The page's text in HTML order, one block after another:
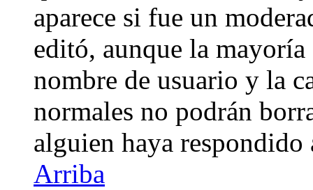
aparece si fue un
editó, aunque la
nombre de usuario y la
normales no podrán
alguien haya respondido
Arriba